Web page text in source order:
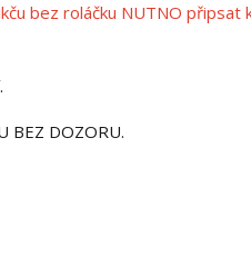
bez roláčku NUTNO
BEZ DOZORU.